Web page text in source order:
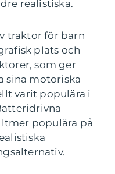
realistiska.
traktor för barn
plats och
som ger
sina motoriska
varit populära i
populära på